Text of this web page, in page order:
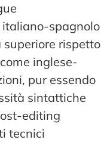
spagnolo
rispetto
inglese-
pur essendo
sintattiche
editing
tecnici